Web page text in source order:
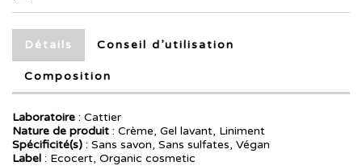
Détails Conseil d’utilisation
Composition
Laboratoire : Cattier
Nature de produit : Crème, Gel lavant, Liniment
Spécificité(s) : Sans savon, Sans sulfates, Végan
Label : Ecocert, Organic cosmetic